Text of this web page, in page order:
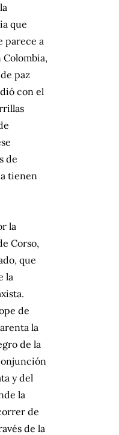
que
parece a
Colombia,
paz
con el
de
tienen
la
Corso,
que
la
de
la
de la
y del
la
de
de la